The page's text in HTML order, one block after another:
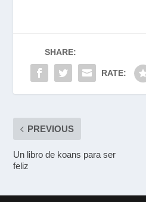
SHARE:
RATE:
PREVIOUS
Un libro de koans para ser
feliz